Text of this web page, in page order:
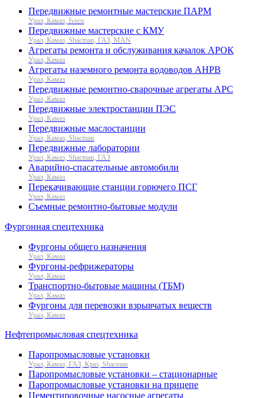
Передвижные ремонтные мастерские ПАРМ
Урал, Камаз, Iveco
Передвижные мастерские с КМУ
Урал, Камаз, Shacman, ГАЗ, MAN
Агрегаты ремонта и обслуживания качалок АРОК
Урал, Камаз
Агрегаты наземного ремонта водоводов АНРВ
Урал, Камаз
Передвижные ремонтно-сварочные агрегаты АРС
Урал, Камаз
Передвижные электростанции ПЭС
Урал, Камаз
Передвижные маслостанции
Урал, Камаз, Shacman
Передвижные лаборатории
Урал, Камаз, Shacman, ГАЗ
Аварийно-спасательные автомобили
Урал, Камаз
Перекачивающие станции горючего ПСГ
Урал, Камаз
Съемные ремонтно-бытовые модули
Фургонная спецтехника
Фургоны общего назначения
Урал, Камаз
Фургоны-рефрижераторы
Урал, Камаз
Транспортно-бытовые машины (ТБМ)
Урал, Камаз
Фургоны для перевозки взрывчатых веществ
Урал, Камаз
Нефтепромысловая спецтехника
Паропромысловые установки
Урал, Камаз, ГАЗ, Краз, Shacman
Паропромысловые установки – стационарные
Паропромысловые установки на прицепе
Цементировочные насосные агрегаты